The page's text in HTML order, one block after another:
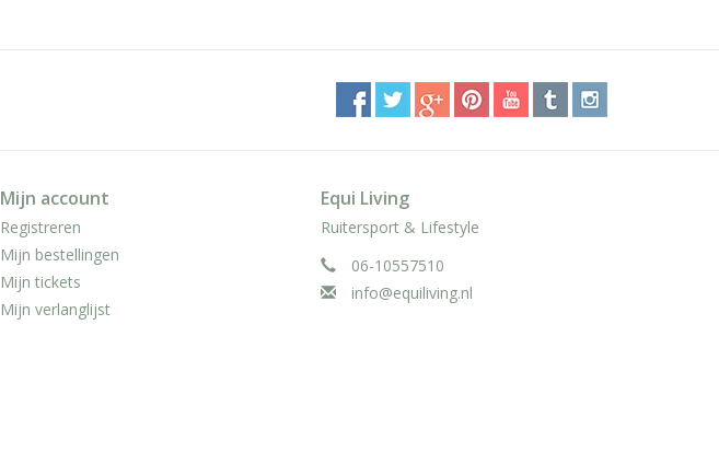
Mijn account
Registreren
Mijn bestellingen
Mijn tickets
Mijn verlanglijst
Equi Living
Ruitersport & Lifestyle
06-10557510
info@equiliving.nl